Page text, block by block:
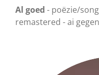
l
a
Al goed - poëzie/
remastered - ai